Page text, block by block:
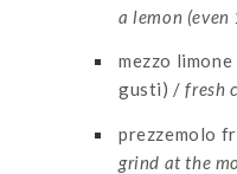
a lemon
mezzo
gusti) /fresh
prezzemolo
grind at the